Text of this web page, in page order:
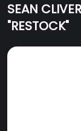
SEAN
"RESTOCK"